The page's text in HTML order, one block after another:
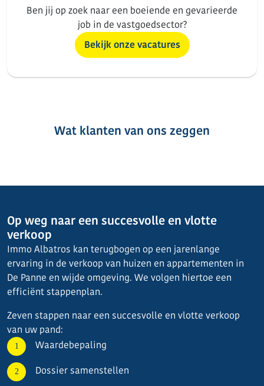
Ben jij op zoek naar een boeiende en gevarieerde
job in de vastgoedsector?
Bekijk onze vacatures
Wat klanten van ons zeggen
Op weg naar een succesvolle en vlotte
verkoop
Immo Albatros kan terugbogen op een jarenlange
ervaring in de verkoop van huizen en appartementen in
De Panne en wijde omgeving. We volgen hiertoe een
efficiënt stappenplan.
Zeven stappen naar een succesvolle en vlotte verkoop
van uw pand:
Waardebepaling
Dossier samenstellen